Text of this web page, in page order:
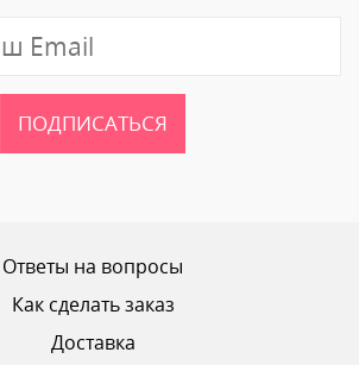
ОТПРАВИТЬ ОТЗЫВ
ПОДПИСАТЬСЯ
Ответы на вопросы
Как сделать заказ
Доставка